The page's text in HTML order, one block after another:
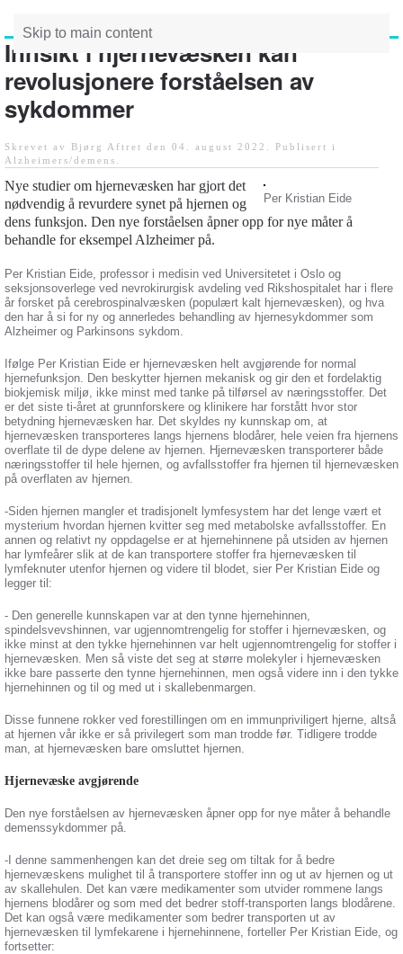
Skip to main content
Innsikt i hjernevæsken kan
revolusjonere forståelsen av
sykdommer
Skrevet av Bjørg Aftret den 04. august 2022
. Publisert i
Alzheimers/demens
Per Kristian Eide
Nye studier om hjernevæsken har gjort det
nødvendig å revurdere synet på hjernen og
dens funksjon. Den nye forståelsen åpner opp for nye måter å
behandle for eksempel Alzheimer på.
Per Kristian Eide, professor i medisin ved Universitetet i Oslo og
seksjonsoverlege ved nevrokirurgisk avdeling ved Rikshospitalet har i flere
år forsket på cerebrospinalvæsken (populært kalt hjernevæsken), og hva
den har å si for ny og annerledes behandling av hjernesykdommer som
Alzheimer og Parkinsons sykdom.
Ifølge Per Kristian Eide er hjernevæsken helt avgjørende for normal
hjernefunksjon. Den beskytter hjernen mekanisk og gir den et fordelaktig
biokjemisk miljø, ikke minst med tanke på tilførsel av næringsstoffer. Det
er det siste ti-året at grunnforskere og klinikere har forstått hvor stor
betydning hjernevæsken har. Det skyldes ny kunnskap om, at
hjernevæsken transporteres langs hjernens blodårer, hele veien fra hjernens
overflate til de dype delene av hjernen. Hjernevæsken transporterer både
næringsstoffer til hele hjernen, og avfallsstoffer fra hjernen til hjernevæsken
på overflaten av hjernen.
-Siden hjernen mangler et tradisjonelt lymfesystem har det lenge vært et
mysterium hvordan hjernen kvitter seg med metabolske avfallsstoffer. En
annen og relativt ny oppdagelse er at hjernehinnene på utsiden av hjernen
har lymfeårer slik at de kan transportere stoffer fra hjernevæsken til
lymfeknuter utenfor hjernen og videre til blodet, sier Per Kristian Eide og
legger til:
- Den generelle kunnskapen var at den tynne hjernehinnen,
spindelsvevshinnen, var ugjennomtrengelig for stoffer i hjernevæsken, og
ikke minst at den tykke hjernehinnen var helt ugjennomtrengelig for stoffer i
hjernevæsken. Men så viste det seg at større molekyler i hjernevæsken
ikke bare passerte den tynne hjernehinnen, men også videre inn i den tykke
hjernehinnen og til og med ut i skallebenmargen.
Disse funnene rokker ved forestillingen om en immunpriviligert hjerne, altså
at hjernen vår ikke er så privilegert som man trodde før. Tidligere trodde
man, at hjernevæsken bare omsluttet hjernen.
Hjernevæske avgjørende
Den nye forståelsen av hjernevæsken åpner opp for nye måter å behandle
demenssykdommer på.
-I denne sammenhengen kan det dreie seg om tiltak for å bedre
hjernevæskens mulighet til å transportere stoffer inn og ut av hjernen og ut
av skallehulen. Det kan være medikamenter som utvider rommene langs
hjernens blodårer og som med det bedrer stoff-transporten langs blodårene.
Det kan også være medikamenter som bedrer transporten ut av
hjernevæsken til lymfekarene i hjernehinnene, forteller Per Kristian Eide, og
fortsetter: